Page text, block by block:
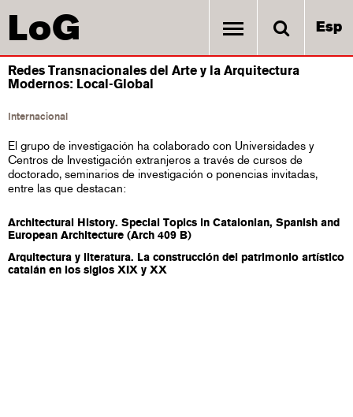
LoG Esp
Redes Transnacionales del Arte y la Arquitectura
Modernos: Local-Global
Internacional
El grupo de investigación ha colaborado con Universidades y
Centros de Investigación extranjeros a través de cursos de
doctorado, seminarios de investigación o ponencias invitadas,
entre las que destacan:
Architectural History. Special Topics in Catalonian, Spanish and
European Architecture (Arch 409 B)
Arquitectura y literatura. La construcción del patrimonio artístico
catalán en los siglos XIX y XX